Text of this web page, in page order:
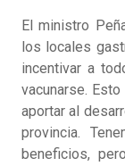
El ministro
los locales
incentivar a
vacunarse.
aportar al
provincia.
beneficios,